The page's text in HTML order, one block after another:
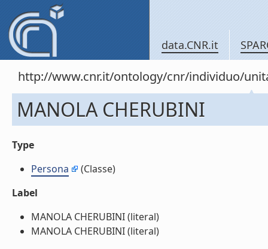
data.CNR.it
http://www.cnr.it/ontology/cnr/individuo/
MANOLA CHERUBINI
Type
Persona
(Classe)
Label
MANOLA CHERUBINI (literal)
MANOLA CHERUBINI (literal)